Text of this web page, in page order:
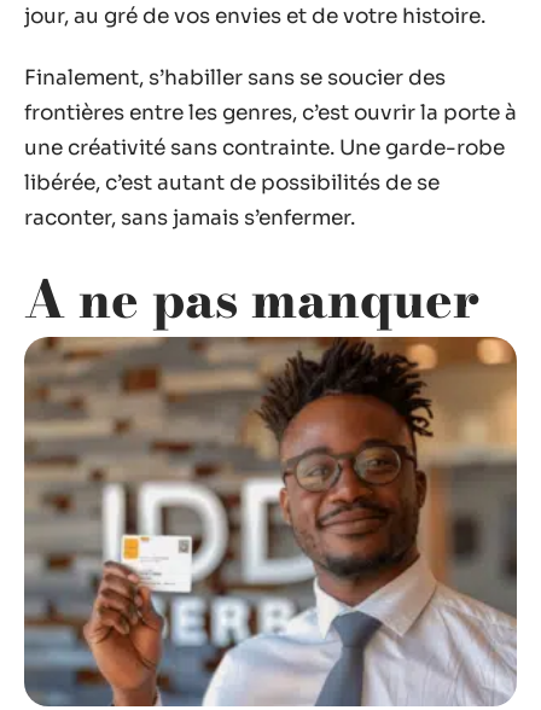
jour, au gré de vos envies et de votre histoire.
Finalement, s’habiller sans se soucier des
frontières entre les genres, c’est ouvrir la porte à
une créativité sans contrainte. Une garde-robe
libérée, c’est autant de possibilités de se
raconter, sans jamais s’enfermer.
A ne pas manquer